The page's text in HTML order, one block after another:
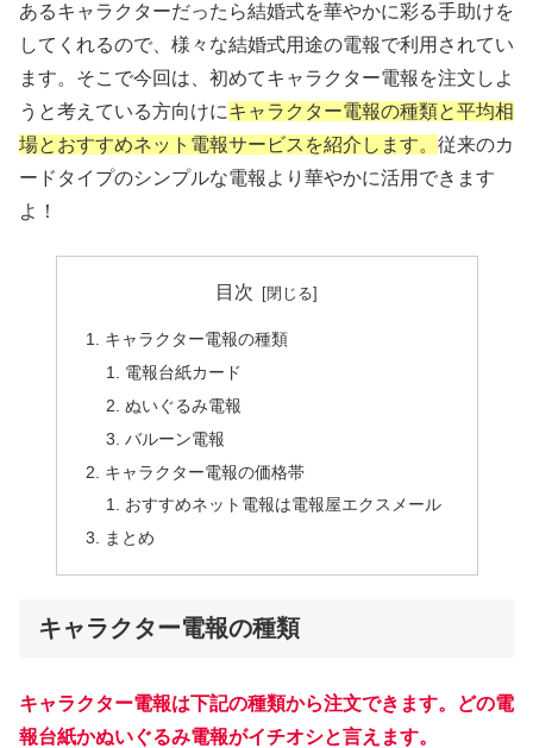
あるキャラクターだったら結婚式を華やかに彩る手助けを
してくれるので、様々な結婚式用途の電報で利用されてい
ます。そこで今回は、初めてキャラクター電報を注文しよ
うと考えている方向けにキャラクター電報の種類と平均相
場とおすすめネット電報サービスを紹介します。 従来のカ
ードタイプのシンプルな電報より華やかに活用できます
よ！
目次
キャラクター電報の種類
電報台紙カード
ぬいぐるみ電報
バルーン電報
キャラクター電報の価格帯
おすすめネット電報は電報屋エクスメール
まとめ
キャラクター電報の種類
キャラクター電報は下記の種類から注文できます。どの電
報台紙かぬいぐるみ電報がイチオシと言えます。